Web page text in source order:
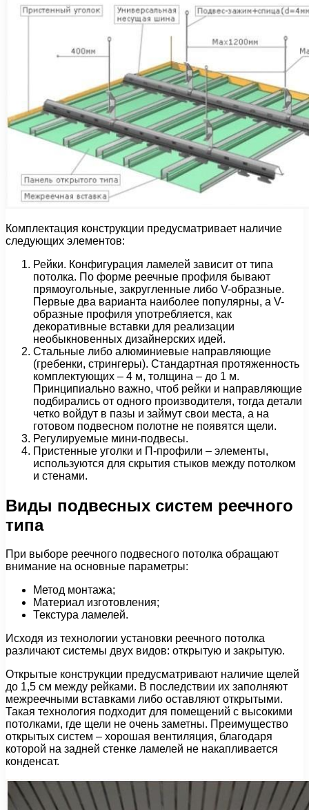
Комплектация конструкции предусматривает наличие
следующих элементов:
Рейки. Конфигурация ламелей зависит от типа
потолка. По форме реечные профиля бывают
прямоугольные, закругленные либо V-образные.
Первые два варианта наиболее популярны, а V-
образные профиля употребляется, как
декоративные вставки для реализации
необыкновенных дизайнерских идей.
Стальные либо алюминиевые направляющие
(гребенки, стрингеры). Стандартная протяженность
комплектующих – 4 м, толщина – до 1 м.
Принципиально важно, чтоб рейки и направляющие
подбирались от одного производителя, тогда детали
четко войдут в пазы и займут свои места, а на
готовом подвесном полотне не появятся щели.
Регулируемые мини-подвесы.
Пристенные уголки и П-профили – элементы,
используются для скрытия стыков между потолком
и стенами.
Виды подвесных систем реечного
типа
При выборе реечного подвесного потолка обращают
внимание на основные параметры:
Метод монтажа;
Материал изготовления;
Текстура ламелей.
Исходя из технологии установки реечного потолка
различают системы двух видов: открытую и закрытую.
Открытые конструкции предусматривают наличие щелей
до 1,5 см между рейками. В последствии их заполняют
межреечными вставками либо оставляют открытыми.
Такая технология подходит для помещений с высокими
потолками, где щели не очень заметны. Преимущество
открытых систем – хорошая вентиляция, благодаря
которой на задней стенке ламелей не накапливается
конденсат.